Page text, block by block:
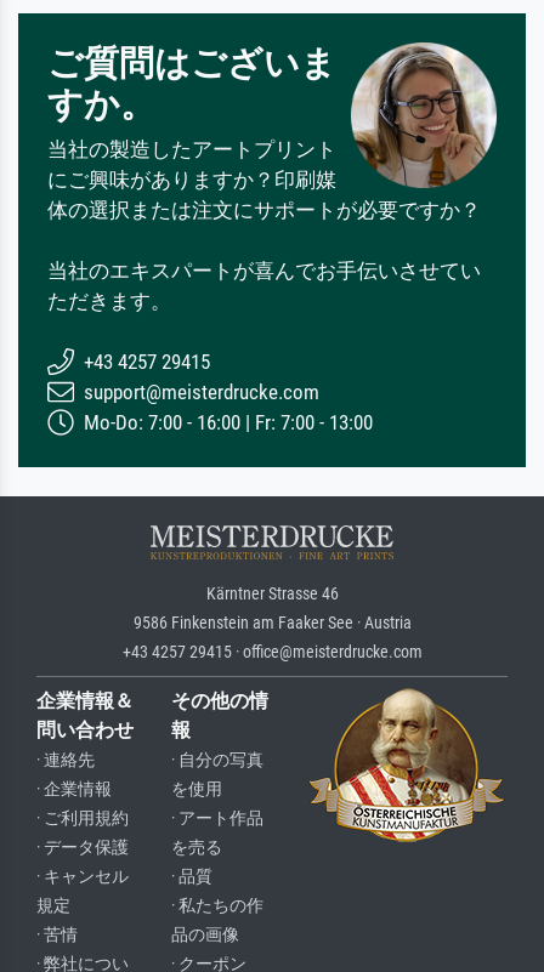
ご質問はございま
すか。
当社の製造したアートプリント
にご興味がありますか？印刷媒
体の選択または注文にサポートが必要ですか？
当社のエキスパートが喜んでお手伝いさせてい
ただきます。
+43 4257 29415
support@meisterdrucke.com
Mo-Do: 7:00 - 16:00 | Fr: 7:00 - 13:00
Kärntner Strasse 46
9586 Finkenstein am Faaker See · Austria
+43 4257 29415 · office@meisterdrucke.com
企業情報＆
問い合わせ
· 連絡先
· 企業情報
· ご利用規約
· データ保護
· キャンセル
規定
· 苦情
· 弊社につい
その他の情
報
· 自分の写真
を使用
· アート作品
を売る
· 品質
· 私たちの作
品の画像
· クーポン